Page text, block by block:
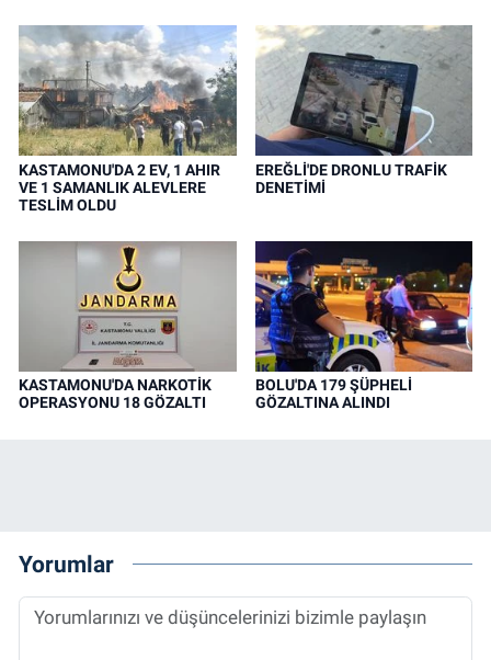
KASTAMONU'DA 2 EV, 1 AHIR
VE 1 SAMANLIK ALEVLERE
TESLİM OLDU
EREĞLİ'DE DRONLU TRAFİK
DENETİMİ
KASTAMONU'DA NARKOTİK
OPERASYONU 18 GÖZALTI
BOLU'DA 179 ŞÜPHELİ
GÖZALTINA ALINDI
Yorumlar